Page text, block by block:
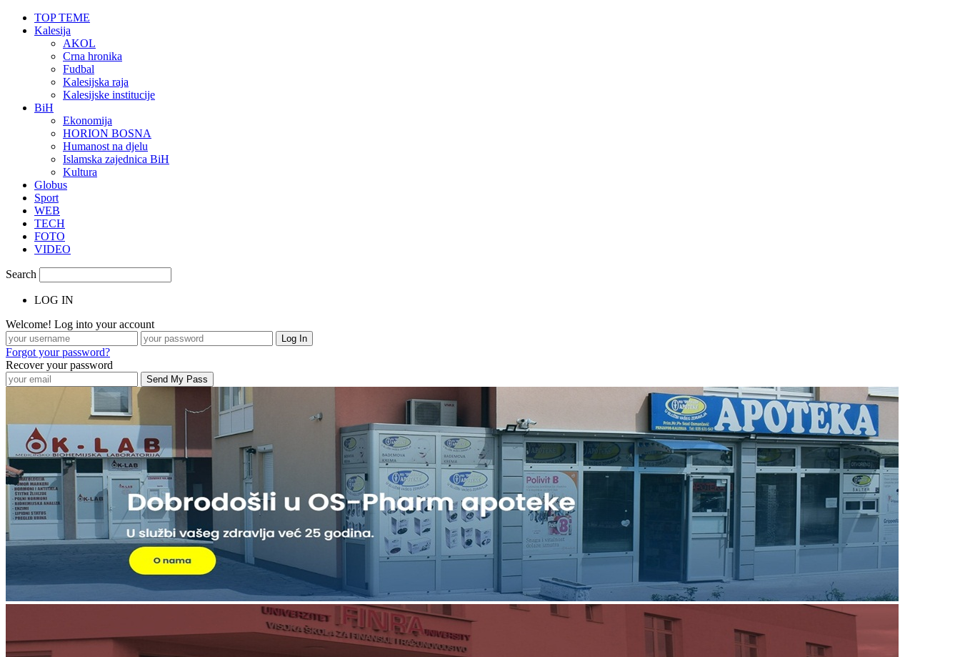
TOP TEME
Kalesija
AKOL
Crna hronika
Fudbal
Kalesijska raja
Kalesijske institucije
BiH
Ekonomija
HORION BOSNA
Humanost na djelu
Islamska zajednica BiH
Kultura
Globus
Sport
WEB
TECH
FOTO
VIDEO
Search
LOG IN
Welcome! Log into your account
Forgot your password?
Recover your password